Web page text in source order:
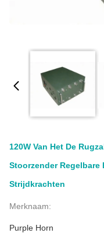
120W Van Het De
Stoorzender Regelbare
Strijdkrachten
Merknaam:
Purple Horn